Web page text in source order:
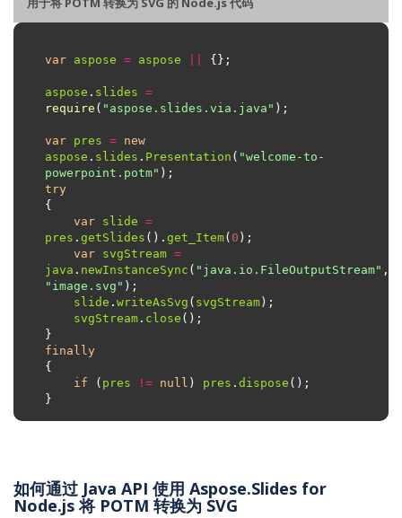
var aspose = aspose
aspose . slides =
require ( "aspose.slides.via.java"
var pres = new
aspose . slides . Presentation ( "welcome-to-
powerpoint.potm"
try
var slide =
pres . getSlides (). get_Item( 0
var svgStream =
java . newInstanceSync ( "java.io.FileOutputStream"
"image.svg"
slide . writeAsSvg ( svgStream
svgStream . close
finally
if ( pres != null ) pres . dispose
如何通过 Java API 使用 Aspose.Slides for
Node.js 将 POTM 转换为 SVG